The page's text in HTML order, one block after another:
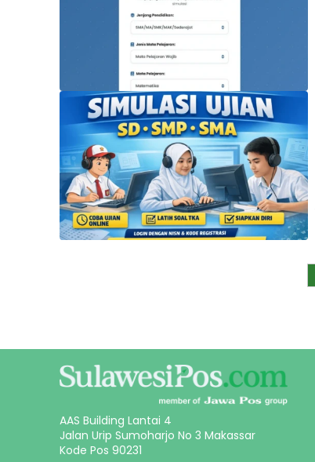
AAS Building Lantai 4
Jalan Urip Sumoharjo No 3 Makassar
Kode Pos 90231